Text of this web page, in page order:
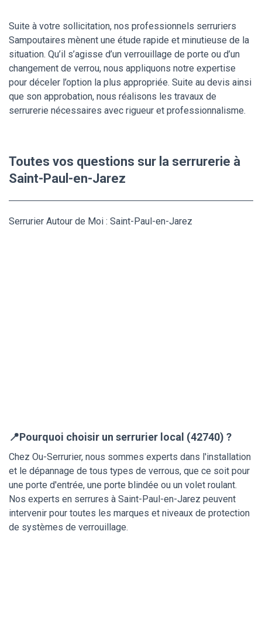
Suite à votre sollicitation, nos professionnels serruriers
Sampoutaires mènent une étude rapide et minutieuse de la
situation. Qu’il s’agisse d’un verrouillage de porte ou d’un
changement de verrou, nous appliquons notre expertise
pour déceler l’option la plus appropriée. Suite au devis ainsi
que son approbation, nous réalisons les travaux de
serrurerie nécessaires avec rigueur et professionnalisme.
Toutes vos questions sur la serrurerie à
Saint-Paul-en-Jarez
Serrurier Autour de Moi : Saint-Paul-en-Jarez
📍Pourquoi choisir un serrurier local (42740) ?
Chez Ou-Serrurier, nous sommes experts dans l'installation
et le dépannage de tous types de verrous, que ce soit pour
une porte d'entrée, une porte blindée ou un volet roulant.
Nos experts en serrures à Saint-Paul-en-Jarez peuvent
intervenir pour toutes les marques et niveaux de protection
de systèmes de verrouillage.